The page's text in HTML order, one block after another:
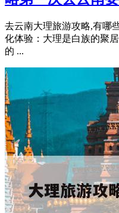
去云南大理旅游攻略,有哪
化体验：大理是白族的聚
的 ...